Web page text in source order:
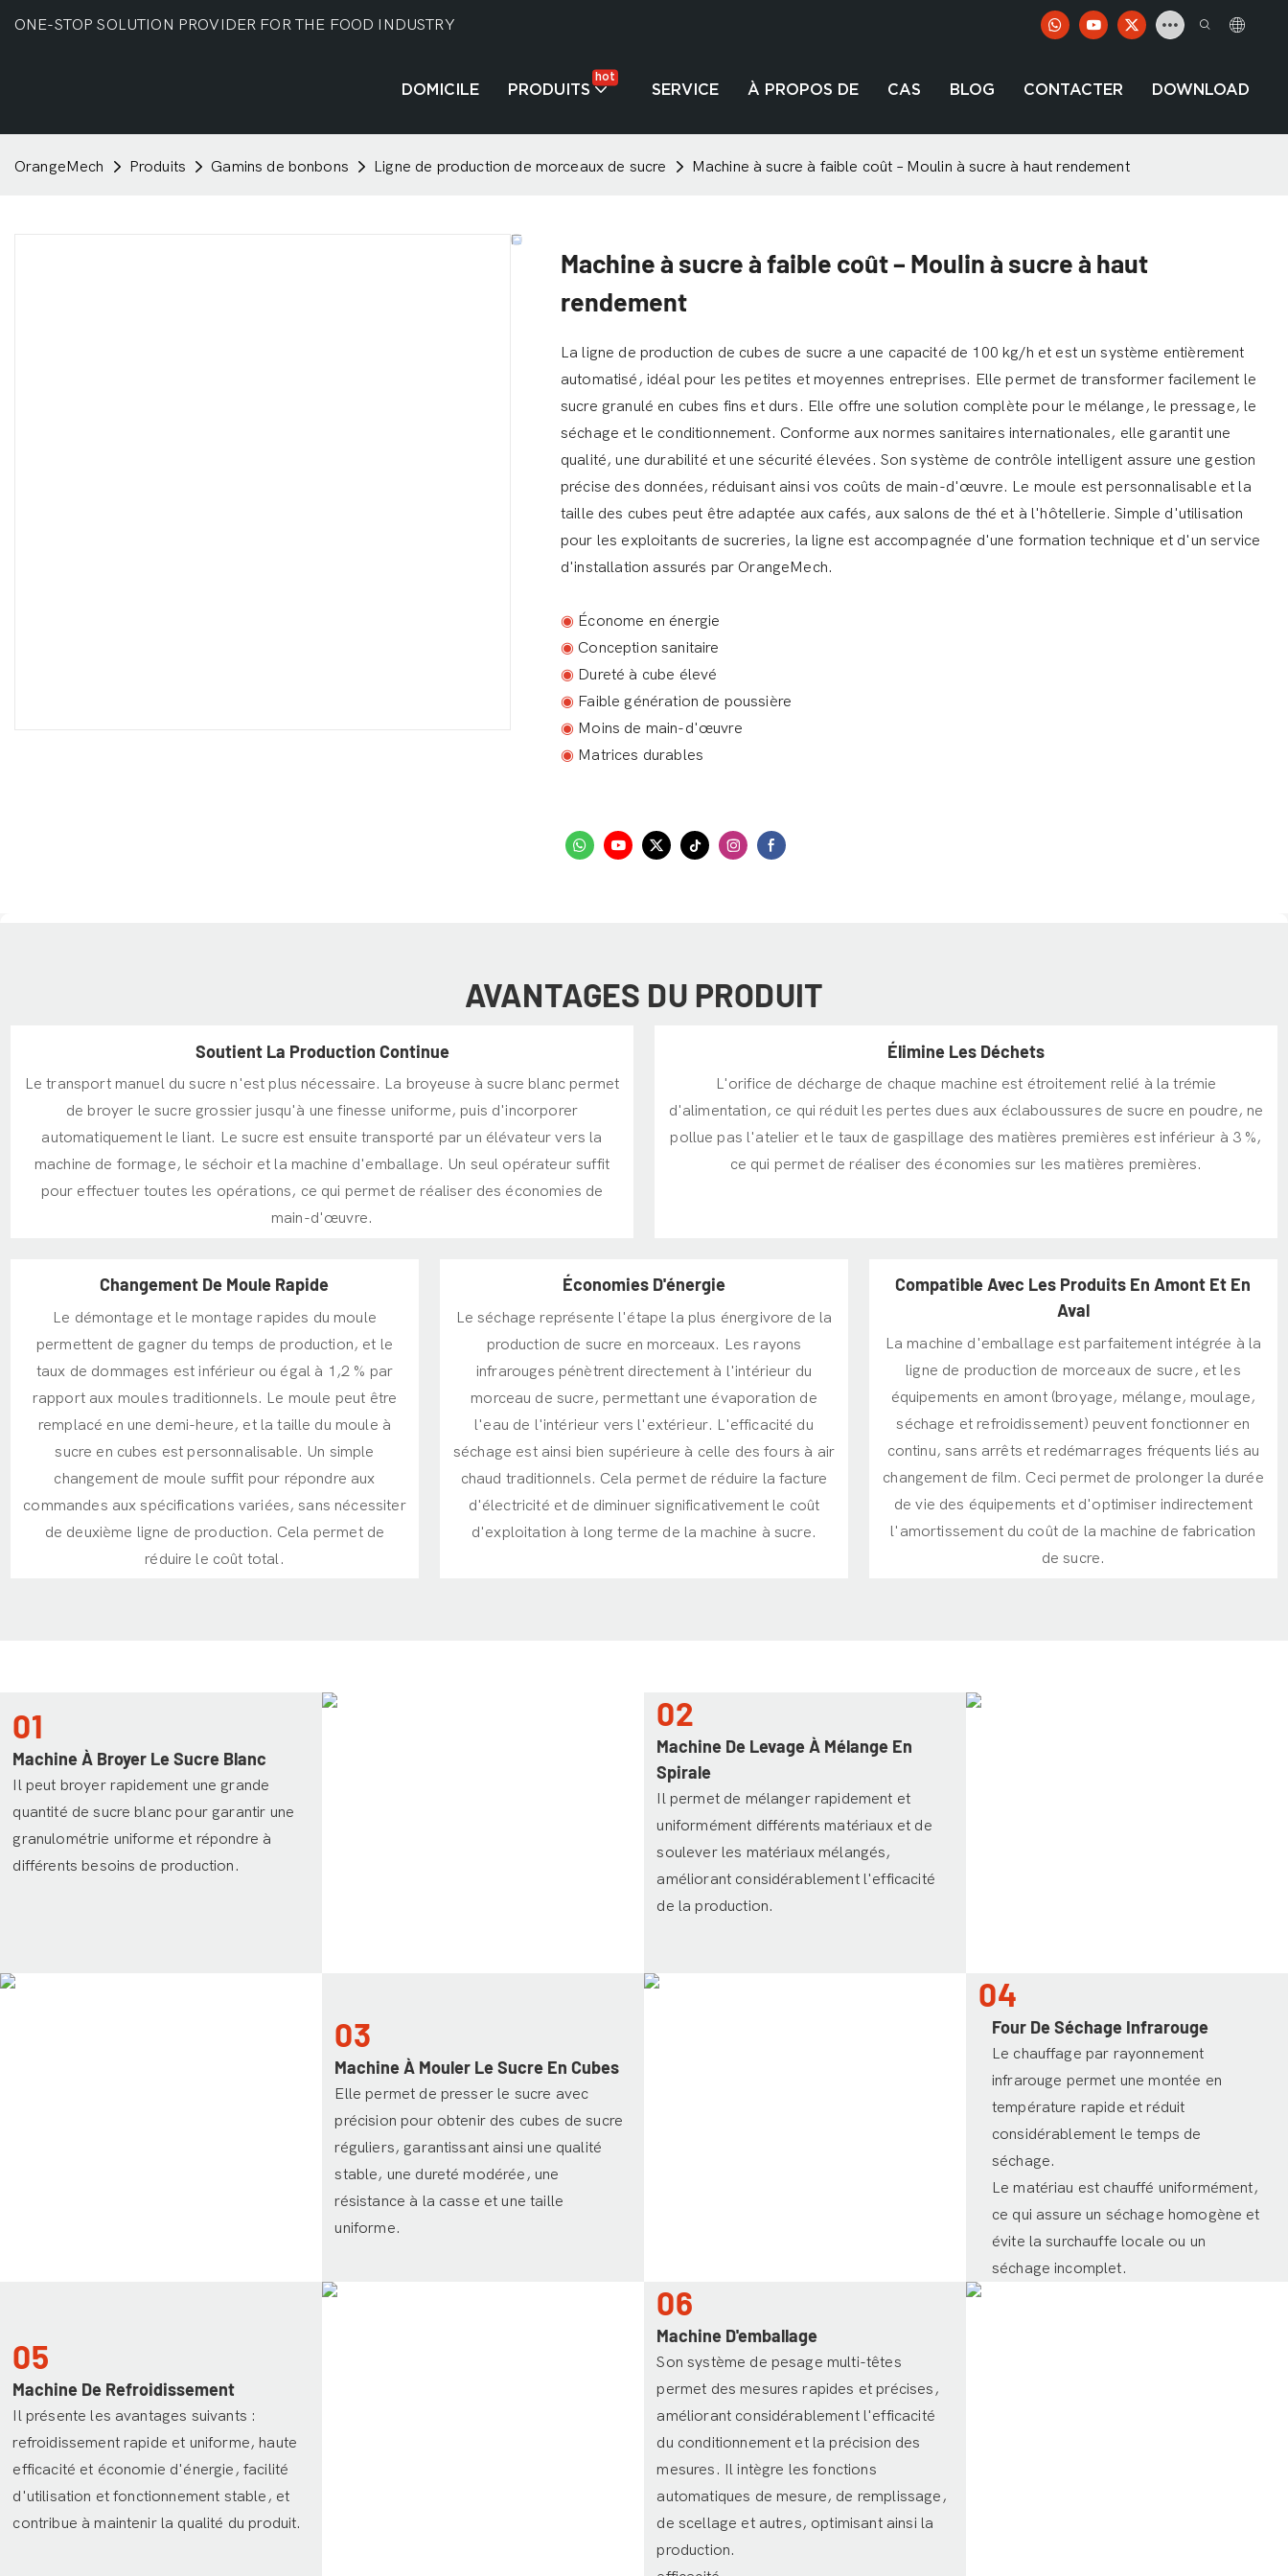
ONE-STOP SOLUTION PROVIDER FOR THE FOOD INDUSTRY
DOMICILE PRODUITS
hot
SERVICE À PROPOS DE CAS BLOG CONTACTER DOWNLOAD
OrangeMech Produits Gamins de bonbons Ligne de production de morceaux de sucre Machine à sucre à faible coût – Moulin à sucre à haut rendement
Machine à sucre à faible coût – Moulin à sucre à haut
rendement
La ligne de production de cubes de sucre a une capacité de 100 kg/h et est un système entièrement
automatisé, idéal pour les petites et moyennes entreprises. Elle permet de transformer facilement le
sucre granulé en cubes fins et durs. Elle offre une solution complète pour le mélange, le pressage, le
séchage et le conditionnement. Conforme aux normes sanitaires internationales, elle garantit une
qualité, une durabilité et une sécurité élevées. Son système de contrôle intelligent assure une gestion
précise des données, réduisant ainsi vos coûts de main-d'œuvre. Le moule est personnalisable et la
taille des cubes peut être adaptée aux cafés, aux salons de thé et à l'hôtellerie. Simple d'utilisation
pour les exploitants de sucreries, la ligne est accompagnée d'une formation technique et d'un service
d'installation assurés par OrangeMech.
◉ Économe en énergie
◉ Conception sanitaire
◉ Dureté à cube élevé
◉ Faible génération de poussière
◉ Moins de main-d'œuvre
◉ Matrices durables
AVANTAGES DU PRODUIT
Soutient La Production Continue
Le transport manuel du sucre n'est plus nécessaire. La broyeuse à sucre blanc permet
de broyer le sucre grossier jusqu'à une finesse uniforme, puis d'incorporer
automatiquement le liant. Le sucre est ensuite transporté par un élévateur vers la
machine de formage, le séchoir et la machine d'emballage. Un seul opérateur suffit
pour effectuer toutes les opérations, ce qui permet de réaliser des économies de
main-d'œuvre.
Élimine Les Déchets
L'orifice de décharge de chaque machine est étroitement relié à la trémie
d'alimentation, ce qui réduit les pertes dues aux éclaboussures de sucre en poudre, ne
pollue pas l'atelier et le taux de gaspillage des matières premières est inférieur à 3 %,
ce qui permet de réaliser des économies sur les matières premières.
Changement De Moule Rapide
Le démontage et le montage rapides du moule
permettent de gagner du temps de production, et le
taux de dommages est inférieur ou égal à 1,2 % par
rapport aux moules traditionnels. Le moule peut être
remplacé en une demi-heure, et la taille du moule à
sucre en cubes est personnalisable. Un simple
changement de moule suffit pour répondre aux
commandes aux spécifications variées, sans nécessiter
de deuxième ligne de production. Cela permet de
réduire le coût total.
Économies D'énergie
Le séchage représente l'étape la plus énergivore de la
production de sucre en morceaux. Les rayons
infrarouges pénètrent directement à l'intérieur du
morceau de sucre, permettant une évaporation de
l'eau de l'intérieur vers l'extérieur. L'efficacité du
séchage est ainsi bien supérieure à celle des fours à air
chaud traditionnels. Cela permet de réduire la facture
d'électricité et de diminuer significativement le coût
d'exploitation à long terme de la machine à sucre.
Compatible Avec Les Produits En Amont Et En
Aval
La machine d'emballage est parfaitement intégrée à la
ligne de production de morceaux de sucre, et les
équipements en amont (broyage, mélange, moulage,
séchage et refroidissement) peuvent fonctionner en
continu, sans arrêts et redémarrages fréquents liés au
changement de film. Ceci permet de prolonger la durée
de vie des équipements et d'optimiser indirectement
l'amortissement du coût de la machine de fabrication
de sucre.
01
Machine À Broyer Le Sucre Blanc
Il peut broyer rapidement une grande
quantité de sucre blanc pour garantir une
granulométrie uniforme et répondre à
différents besoins de production.
02
Machine De Levage À Mélange En
Spirale
Il permet de mélanger rapidement et
uniformément différents matériaux et de
soulever les matériaux mélangés,
améliorant considérablement l'efficacité
de la production.
03
Machine À Mouler Le Sucre En Cubes
Elle permet de presser le sucre avec
précision pour obtenir des cubes de sucre
réguliers, garantissant ainsi une qualité
stable, une dureté modérée, une
résistance à la casse et une taille
uniforme.
04
Four De Séchage Infrarouge
Le chauffage par rayonnement
infrarouge permet une montée en
température rapide et réduit
considérablement le temps de
séchage.
Le matériau est chauffé uniformément,
ce qui assure un séchage homogène et
évite la surchauffe locale ou un
séchage incomplet.
05
Machine De Refroidissement
Il présente les avantages suivants :
refroidissement rapide et uniforme, haute
efficacité et économie d'énergie, facilité
d'utilisation et fonctionnement stable, et
contribue à maintenir la qualité du produit.
06
Machine D'emballage
Son système de pesage multi-têtes
permet des mesures rapides et précises,
améliorant considérablement l'efficacité
du conditionnement et la précision des
mesures. Il intègre les fonctions
automatiques de mesure, de remplissage,
de scellage et autres, optimisant ainsi la
production.